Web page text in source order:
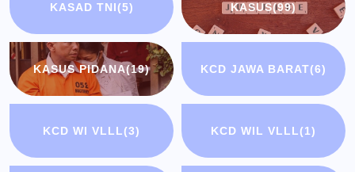
KASAD TNI(5) KASUS(99)
KASUS PIDANA(19) KCD JAWA BARAT(6)
KCD WI VLLL(3) KCD WIL VLLL(1)